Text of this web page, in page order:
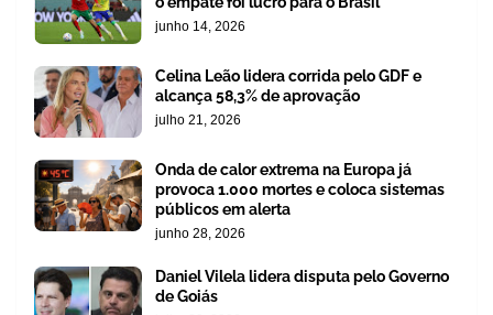
junho 14, 2026
Celina Leão lidera corrida pelo GDF e
alcança 58,3% de aprovação
julho 21, 2026
Onda de calor extrema na Europa já
provoca 1.000 mortes e coloca sistemas
públicos em alerta
junho 28, 2026
Daniel Vilela lidera disputa pelo Governo
de Goiás